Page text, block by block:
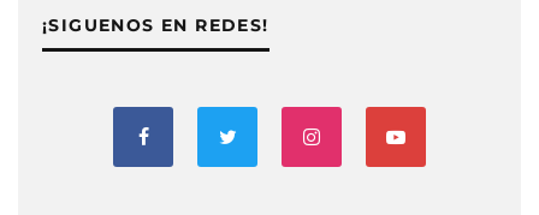
¡SIGUENOS EN REDES!